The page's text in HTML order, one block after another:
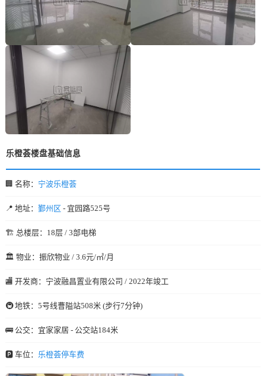
乐橙荟楼盘基础信息
🏢 名称： 宁波乐橙荟
📍 地址： 鄞州区 - 宜园路525号
🏗️ 总楼层：18层 / 3部电梯
🏛️ 物业：振欣物业 / 3.6元/㎡/月
🏬 开发商：宁波融昌置业有限公司 / 2022年竣工
🚇 地铁：5号线曹隘站508米 (步行7分钟)
🚌 公交：宜家家居 - 公交站184米
🅿️ 车位： 乐橙荟停车费